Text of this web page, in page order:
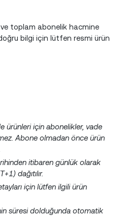
toplam abonelik hacmine
bilgi için lütfen resmi ürün
ürünleri için abonelikler, vade
Abone olmadan önce ürün
itibaren günlük olarak
dağıtılır.
için lütfen ilgili ürün
süresi dolduğunda otomatik